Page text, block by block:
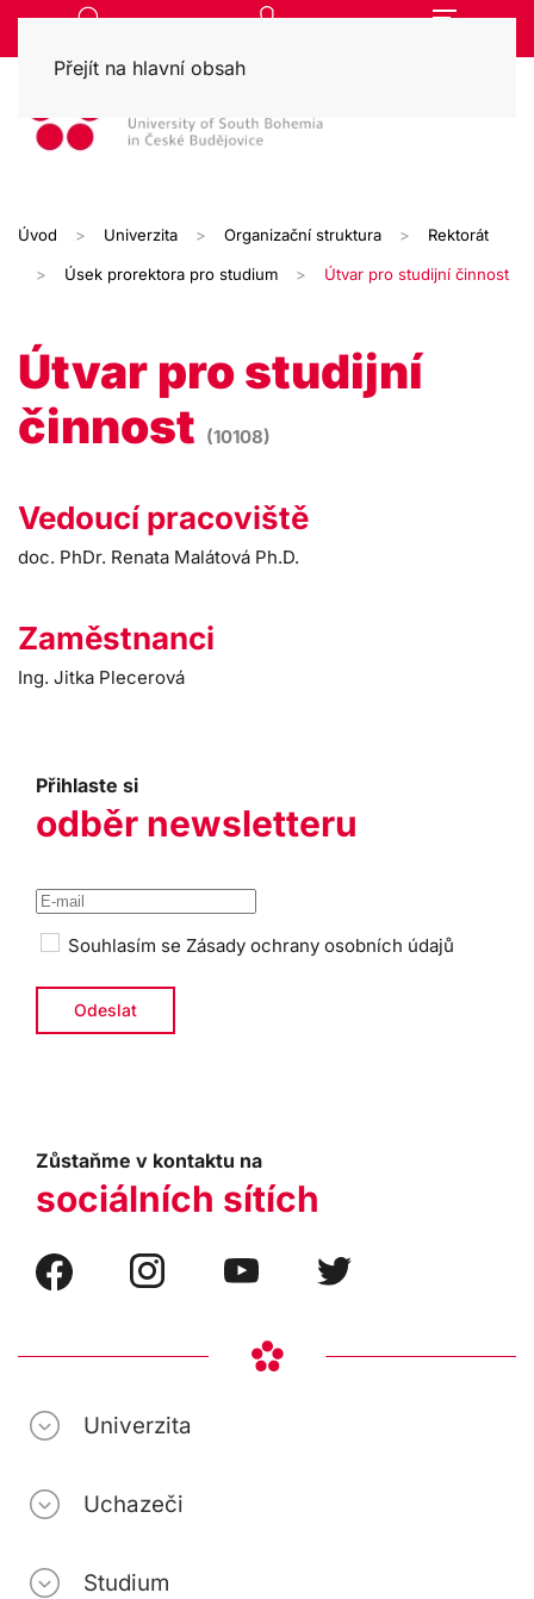
Přejít na hlavní obsah
Úvod Univerzita Organizační struktura Rektorát
Úsek prorektora pro studium Útvar pro studijní činnost
Útvar pro studijní
činnost (10108)
Vedoucí pracoviště
doc. PhDr. Renata Malátová Ph.D.
Zaměstnanci
Ing. Jitka Plecerová
Přihlaste si
odběr newsletteru
Souhlasím se Zásady ochrany osobních údajů
Zůstaňme v kontaktu na
sociálních sítích
Univerzita
Uchazeči
Studium